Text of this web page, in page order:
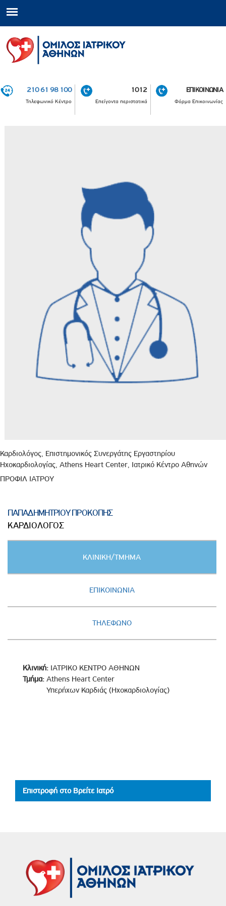
210 61 98 100
Τηλεφωνικό Κέντρο
1012
Επείγοντα περιστατικά
ΕΠΙΚΟΙΝΩΝΙΑ
Φόρμα Επικοινωνίας
Καρδιολόγος, Επιστημονικός Συνεργάτης Εργαστηρίου
Ηχοκαρδιολογίας, Athens Heart Center, Ιατρικό Κέντρο Αθηνών
ΠΡΟΦΙΛ ΙΑΤΡΟΥ
ΠΑΠΑΔΗΜΗΤΡΙΟΥ ΠΡΟΚΟΠΗΣ
ΚΑΡΔΙΟΛΟΓΟΣ
ΚΛΙΝΙΚΗ/ΤΜΗΜΑ
ΕΠΙΚΟΙΝΩΝΙΑ
ΤΗΛΕΦΩΝΟ
Κλινική: ΙΑΤΡΙΚΟ ΚΕΝΤΡΟ ΑΘΗΝΩΝ
Τμήμα: Athens Heart Center
Υπερήχων Καρδιάς (Ηχοκαρδιολογίας)
Επιστροφή στο Βρείτε Ιατρό